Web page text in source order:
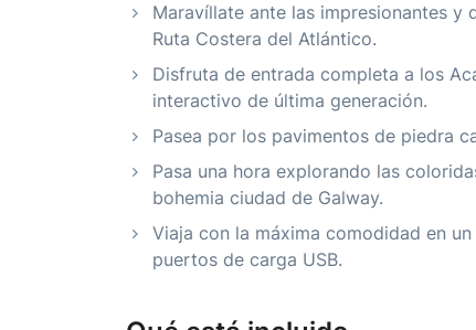
Maravíllate ante las impresionantes y
Ruta Costera del Atlántico.
Disfruta de entrada completa a los
interactivo de última generación.
Pasea por los pavimentos de piedra
Pasa una hora explorando las
bohemia ciudad de Galway.
Viaja con la máxima comodidad en
puertos de carga USB.